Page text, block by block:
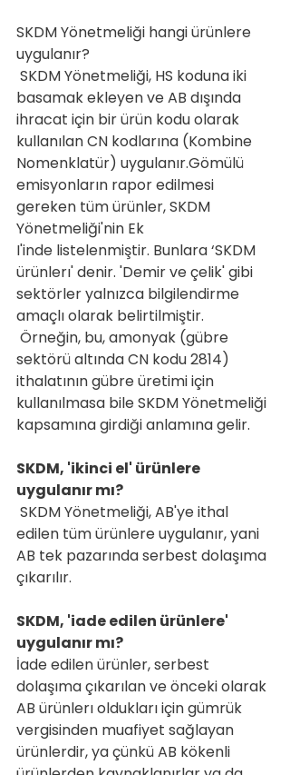
SKDM Yönetmeliği hangi ürünlere
uygulanır?
SKDM Yönetmeliği, HS koduna iki
basamak ekleyen ve AB dışında
ihracat için bir ürün kodu olarak
kullanılan CN kodlarına (Kombine
Nomenklatür) uygulanır.Gömülü
emisyonların rapor edilmesi
gereken tüm ürünler, SKDM
Yönetmeliği'nin Ek
I'inde listelenmiştir. Bunlara ‘SKDM
ürünlerı' denir. 'Demir ve çelik' gibi
sektörler yalnızca bilgilendirme
amaçlı olarak belirtilmiştir.
Örneğin, bu, amonyak (gübre
sektörü altında CN kodu 2814)
ithalatının gübre üretimi için
kullanılmasa bile SKDM Yönetmeliği
kapsamına girdiği anlamına gelir.
SKDM, 'ikinci el' ürünlere
uygulanır mı?
SKDM Yönetmeliği, AB'ye ithal
edilen tüm ürünlere uygulanır, yani
AB tek pazarında serbest dolaşıma
çıkarılır.
SKDM, 'iade edilen ürünlere'
uygulanır mı?
İade edilen ürünler, serbest
dolaşıma çıkarılan ve önceki olarak
AB ürünlerı oldukları için gümrük
vergisinden muafiyet sağlayan
ürünlerdir, ya çünkü AB kökenli